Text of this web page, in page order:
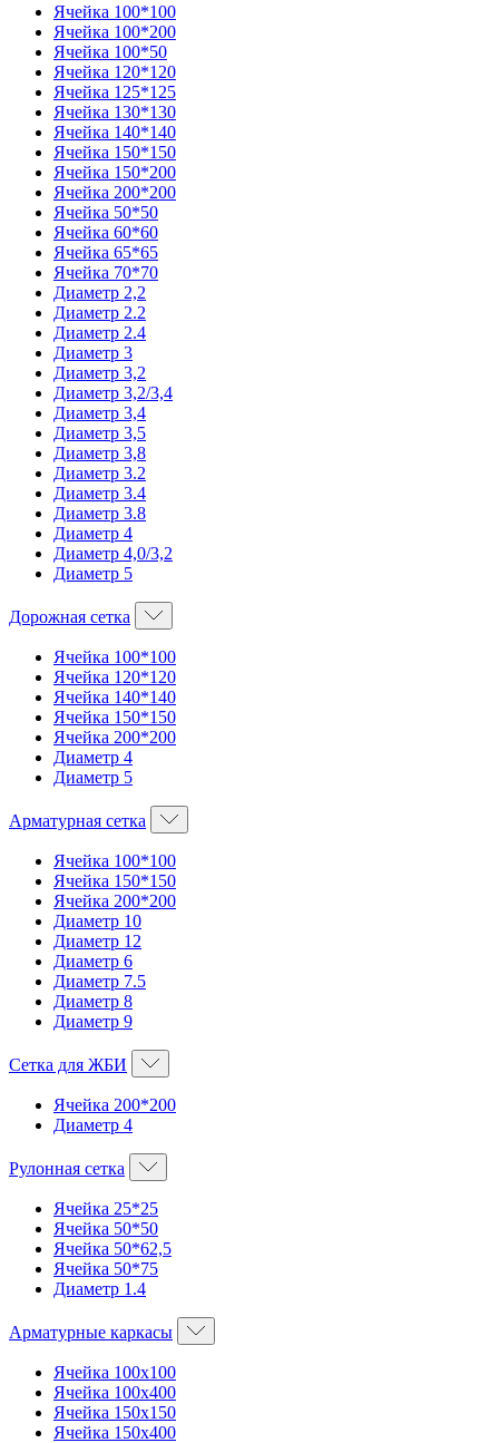
Ячейка 100*100
Ячейка 100*200
Ячейка 100*50
Ячейка 120*120
Ячейка 125*125
Ячейка 130*130
Ячейка 140*140
Ячейка 150*150
Ячейка 150*200
Ячейка 200*200
Ячейка 50*50
Ячейка 60*60
Ячейка 65*65
Ячейка 70*70
Диаметр 2,2
Диаметр 2.2
Диаметр 2.4
Диаметр 3
Диаметр 3,2
Диаметр 3,2/3,4
Диаметр 3,4
Диаметр 3,5
Диаметр 3,8
Диаметр 3.2
Диаметр 3.4
Диаметр 3.8
Диаметр 4
Диаметр 4,0/3,2
Диаметр 5
Дорожная сетка
Ячейка 100*100
Ячейка 120*120
Ячейка 140*140
Ячейка 150*150
Ячейка 200*200
Диаметр 4
Диаметр 5
Арматурная сетка
Ячейка 100*100
Ячейка 150*150
Ячейка 200*200
Диаметр 10
Диаметр 12
Диаметр 6
Диаметр 7.5
Диаметр 8
Диаметр 9
Сетка для ЖБИ
Ячейка 200*200
Диаметр 4
Рулонная сетка
Ячейка 25*25
Ячейка 50*50
Ячейка 50*62,5
Ячейка 50*75
Диаметр 1.4
Арматурные каркасы
Ячейка 100х100
Ячейка 100х400
Ячейка 150х150
Ячейка 150х400